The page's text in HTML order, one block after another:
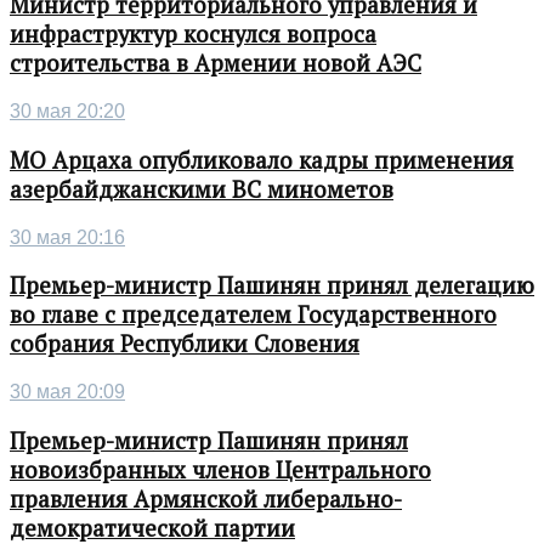
инфраструктур коснулся вопроса
строительства в Армении новой АЭС
30 мая 20:20
МО Арцаха опубликовало кадры применения
азербайджанскими ВС минометов
30 мая 20:16
Премьер-министр Пашинян принял делегацию
во главе с председателем Государственного
собрания Республики Словения
30 мая 20:09
Премьер-министр Пашинян принял
новоизбранных членов Центрального
правления Армянской либерально-
демократической партии